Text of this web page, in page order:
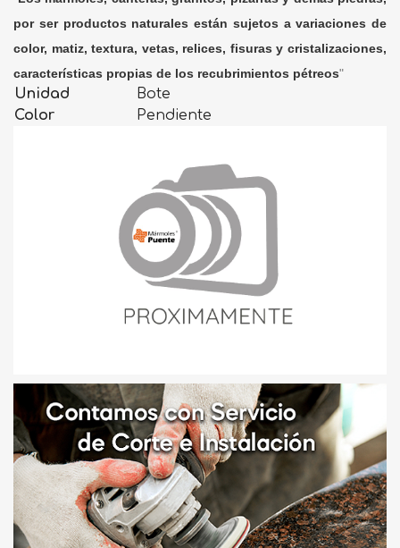
por ser productos naturales están sujetos a variaciones de
color, matiz, textura, vetas, relices, fisuras y cristalizaciones,
características propias de los recubrimientos pétreos"
Unidad
Bote
Color
Pendiente